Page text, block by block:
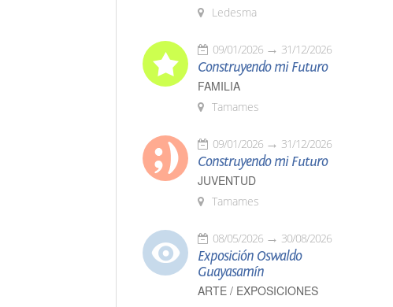
Ledesma
09/01/2026 31/12/2026
Construyendo mi Futuro
FAMILIA
Tamames
09/01/2026 31/12/2026
Construyendo mi Futuro
JUVENTUD
Tamames
08/05/2026 30/08/2026
Exposición Oswaldo
Guayasamín
ARTE / EXPOSICIONES